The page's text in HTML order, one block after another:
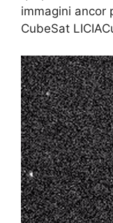
immagini ancor
CubeSat